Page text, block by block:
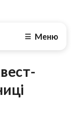
☰ Меню